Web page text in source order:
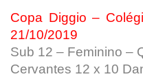
Copa Diggio –
21/10/2019
Sub 12 – Feminino –
Cervantes 12 x 10